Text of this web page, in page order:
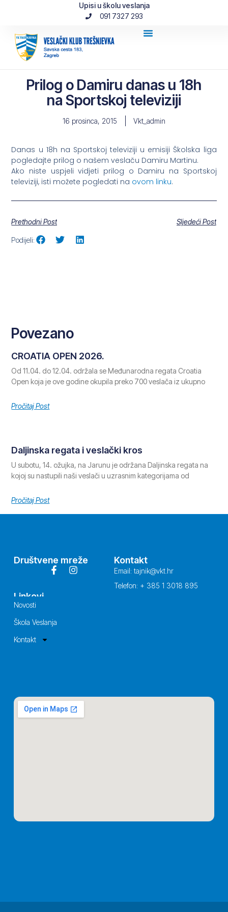
Upisi u školu veslanja
091 7327 293
Prilog o Damiru danas u 18h
na Sportskoj televiziji
16 prosinca, 2015 Vkt_admin
Danas u 18h na Sportskoj televiziji u emisiji Školska liga
pogledajte prilog o našem veslaču Damiru Martinu.
Ako niste uspjeli vidjeti prilog o Damiru na Sportskoj
televiziji, isti možete pogledati na ovom linku.
Prethodni Post Sljedeći Post
Podijeli:
Povezano
CROATIA OPEN 2026.
Od 11.04. do 12.04. održala se Međunarodna regata Croatia
Open koja je ove godine okupila preko 700 veslača iz ukupno
Pročitaj Post
Daljinska regata i veslački kros
U subotu, 14. ožujka, na Jarunu je održana Daljinska regata na
kojoj su nastupili naši veslači u uzrasnim kategorijama od
Pročitaj Post
Društvene mreže Kontakt
Email: tajnik@vkt.hr
Telefon: + 385 1 3018 895
Linkovi
Novosti
Škola Veslanja
Kontakt